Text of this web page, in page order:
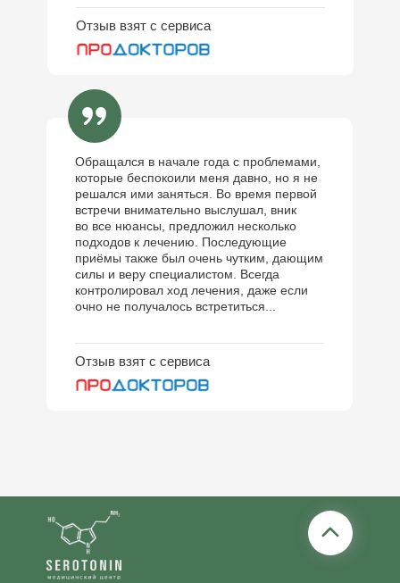
Отзыв взят с сервиса
Отзыв взят с сервиса
Обращался в начале года с проблемами,
которые беспокоили меня давно, но я не
решался ими заняться. Во время первой
встречи внимательно выслушал, вник
во все нюансы, предложил несколько
подходов к лечению. Последующие
приёмы также был очень чутким, дающим
силы и веру специалистом. Всегда
контролировал ход лечения, даже если
очно не получалось встретиться...